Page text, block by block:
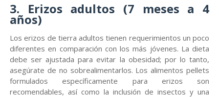
3. Erizos adultos (7 meses a 4
años)
Los erizos de tierra adultos tienen requerimientos un poco
diferentes en comparación con los más jóvenes. La dieta
debe ser ajustada para evitar la obesidad; por lo tanto,
asegúrate de no sobrealimentarlos. Los alimentos pellets
formulados específicamente para erizos son
recomendables, así como la inclusión de insectos y una